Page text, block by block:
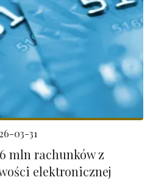
03-31
mln rachunków z
elektronicznej